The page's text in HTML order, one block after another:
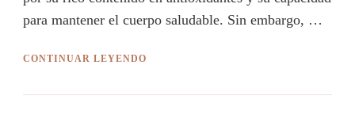
para mantener el cuerpo saludable. Sin embargo, …
CONTINUAR LEYENDO